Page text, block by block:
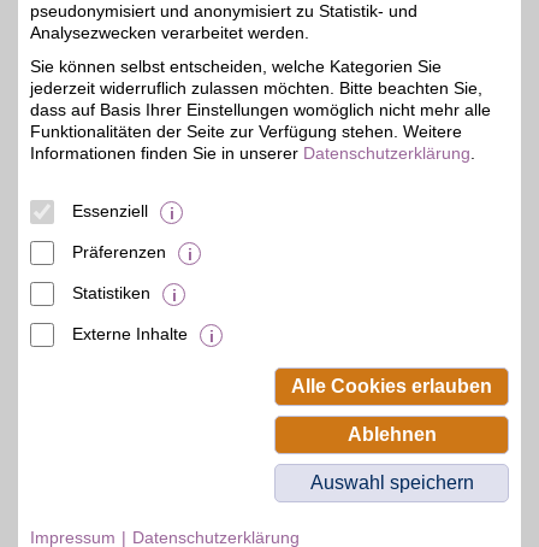
Zum Partnerprofil
19,9 km
CSB Schimmel Automobile
Zepernicker Chaussee
49,
Beamten-Selbsthilfewerk GmbH.
pseudonymisiert und anonymisiert zu Statistik- und
Analysezwecken verarbeitet werden.
Sie können selbst entscheiden, welche Kategorien Sie
jederzeit widerruflich zulassen möchten. Bitte beachten Sie,
dass auf Basis Ihrer Einstellungen womöglich nicht mehr alle
Funktionalitäten der Seite zur Verfügung stehen. Weitere
Informationen finden Sie in unserer Datenschutzerklärung
Essenziell
Präferenzen
Statistiken
Externe Inhalte
Alle Cookies erlauben
Ablehnen
Auswahl speichern
Impressum Datenschutzerklärung